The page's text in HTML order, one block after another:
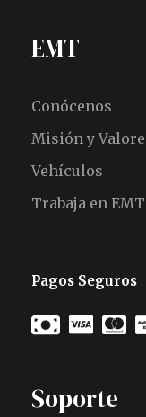
EMT
Conócenos
Misión y
Vehículos
Trabaja en EMT
Pagos Seguros
Soporte